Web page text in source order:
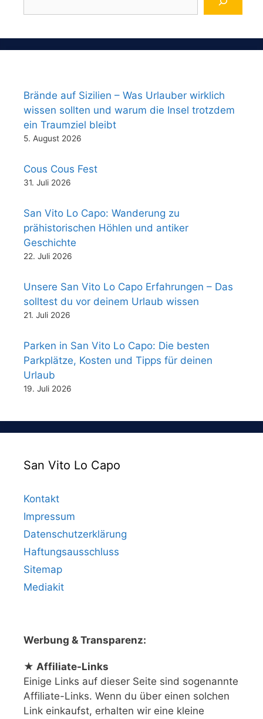
Brände auf Sizilien – Was Urlauber wirklich
wissen sollten und warum die Insel trotzdem
ein Traumziel bleibt
5. August 2026
Cous Cous Fest
31. Juli 2026
San Vito Lo Capo: Wanderung zu
prähistorischen Höhlen und antiker
Geschichte
22. Juli 2026
Unsere San Vito Lo Capo Erfahrungen – Das
solltest du vor deinem Urlaub wissen
21. Juli 2026
Parken in San Vito Lo Capo: Die besten
Parkplätze, Kosten und Tipps für deinen
Urlaub
19. Juli 2026
San Vito Lo Capo
Kontakt
Impressum
Datenschutzerklärung
Haftungsausschluss
Sitemap
Mediakit
Werbung & Transparenz:
★ Affiliate-Links
Einige Links auf dieser Seite sind sogenannte
Affiliate-Links. Wenn du über einen solchen
Link einkaufst, erhalten wir eine kleine